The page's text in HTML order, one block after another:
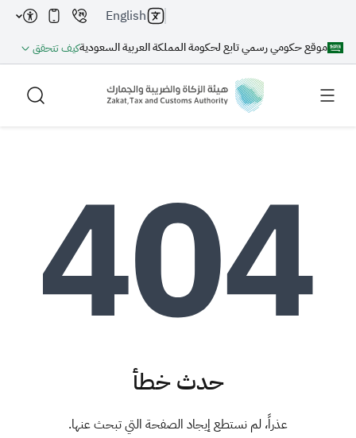
موقع حكومي رسمي تابع لحكومة المملكة العربية السعوديةكيف تتحقق
English
بحث AI
التصرفات العقارية
حدث خطأ
عذراً، لم نستطع إيجاد الصفحة التي تبحث عنها.